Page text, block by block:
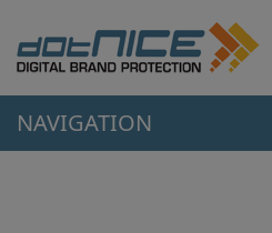
NAVIGATION